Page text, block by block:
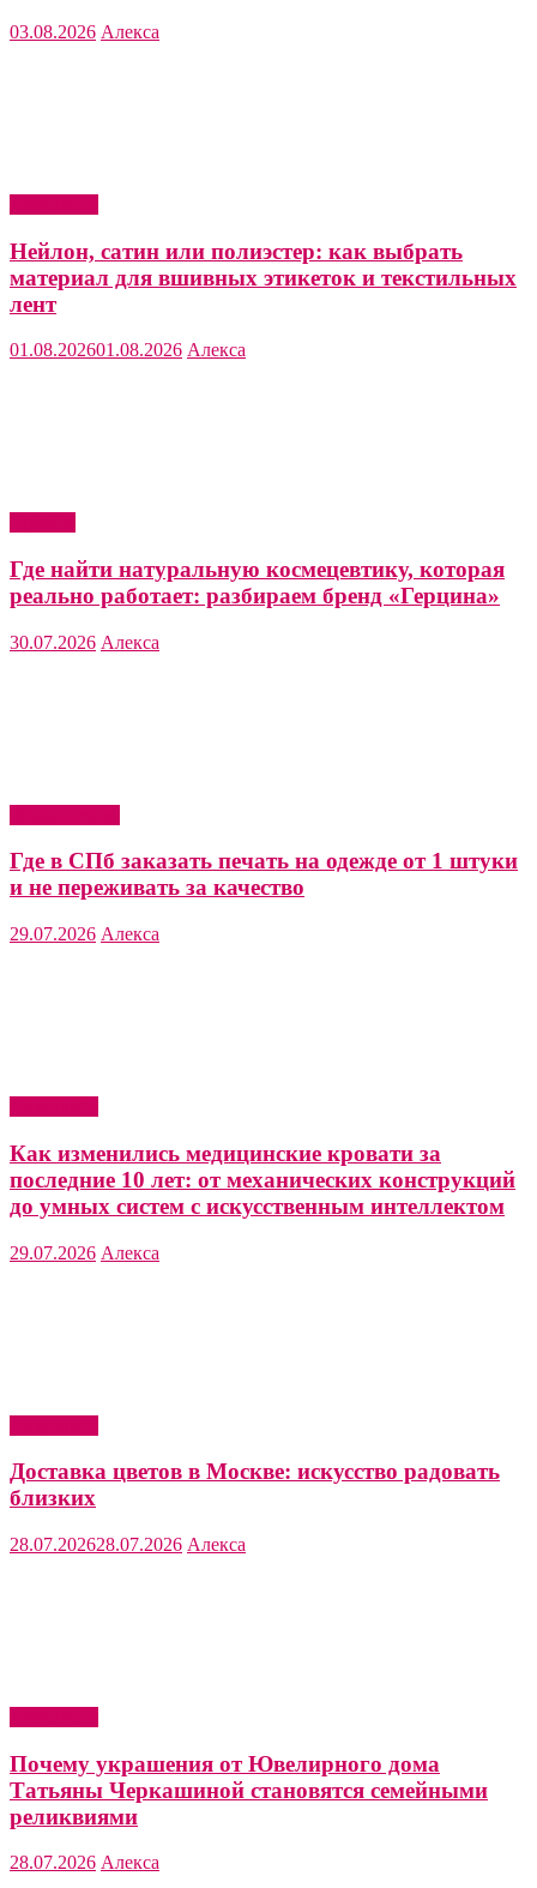
03.08.2026 Алекса
Нейлон, сатин или полиэстер: как выбрать
материал для вшивных этикеток и текстильных
лент
01.08.202601.08.2026 Алекса
Где найти натуральную космецевтику, которая
реально работает: разбираем бренд «Герцина»
30.07.2026 Алекса
Где в СПб заказать печать на одежде от 1 штуки
и не переживать за качество
29.07.2026 Алекса
Как изменились медицинские кровати за
последние 10 лет: от механических конструкций
до умных систем с искусственным интеллектом
29.07.2026 Алекса
Доставка цветов в Москве: искусство радовать
близких
28.07.202628.07.2026 Алекса
Почему украшения от Ювелирного дома
Татьяны Черкашиной становятся семейными
реликвиями
28.07.2026 Алекса